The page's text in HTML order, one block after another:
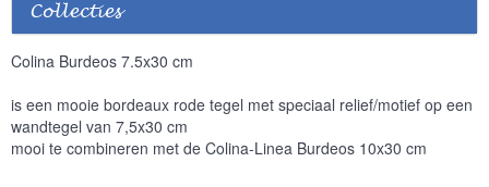
Collecties
Colina Burdeos 7.5x30 cm
is een mooie bordeaux rode tegel met speciaal relief/motief op een
wandtegel van 7,5x30 cm
mooi te combineren met de Colina-Linea Burdeos 10x30 cm